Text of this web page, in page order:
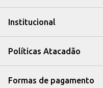
Institucional
Políticas Atacadão
Formas de pagamento